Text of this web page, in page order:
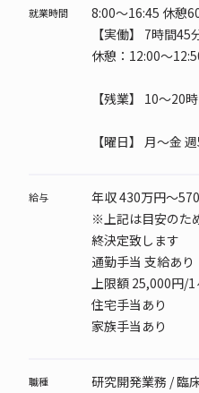
就業時間
8:00～16:45 休憩
【実働】 7時間45
休憩：12:00～
【残業】 10～20
【曜日】 月～金
給与
年収 430万円～
※上記は目安のた
終決定致します
通勤手当 支給あり
上限額 25,000円/1
住宅手当あり
家族手当あり
職種 研究開発業務 / 臨